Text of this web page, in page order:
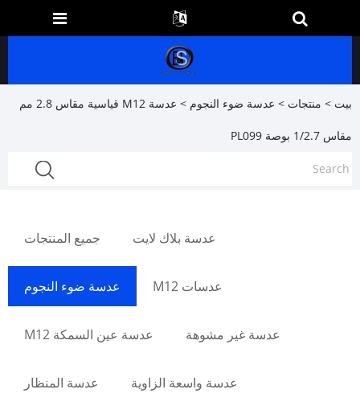
بيت > منتجات > عدسة ضوء النجوم > عدسة M12 قياسية مقاس 2.8 مم
مقاس 1/2.7 بوصة PL099
جميع المنتجات عدسة بلاك لايت
عدسة ضوء النجوم عدسات M12
عدسة عين السمكة M12 عدسة غير مشوهة
عدسة المنظار عدسة واسعة الزاوية